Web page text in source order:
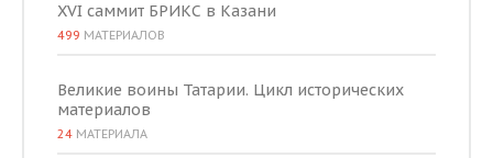
XVI саммит БРИКС в Казани
499 МАТЕРИАЛОВ
Великие воины Татарии. Цикл исторических
материалов
24 МАТЕРИАЛА